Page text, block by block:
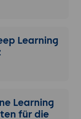
Learning
Learning
für die